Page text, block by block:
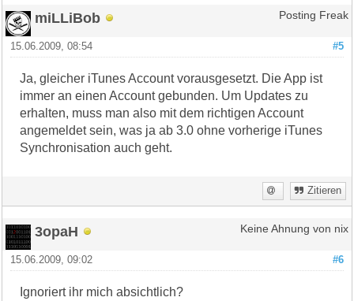
miLLiBob Posting Freak
#5
15.06.2009, 08:54
Ja, gleicher iTunes Account vorausgesetzt. Die App ist
immer an einen Account gebunden. Um Updates zu
erhalten, muss man also mit dem richtigen Account
angemeldet sein, was ja ab 3.0 ohne vorherige iTunes
Synchronisation auch geht.
Zitieren
3opaH Keine Ahnung von nix
#6
15.06.2009, 09:02
Ignoriert ihr mich absichtlich?